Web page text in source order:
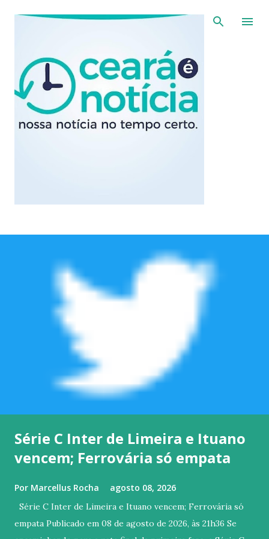
Pular para o conteúdo principal
Série C Inter de Limeira e Ituano
vencem; Ferrovária só empata
Por Marcellus Rocha agosto 08, 2026
Série C Inter de Limeira e Ituano vencem; Ferrovária só
empata Publicado em 08 de agosto de 2026, às 21h36 Se